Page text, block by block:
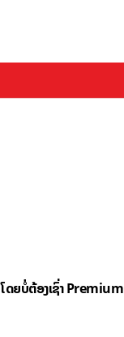
ດຍບໍ່ຕ້ອງເຊົ່າ Premium